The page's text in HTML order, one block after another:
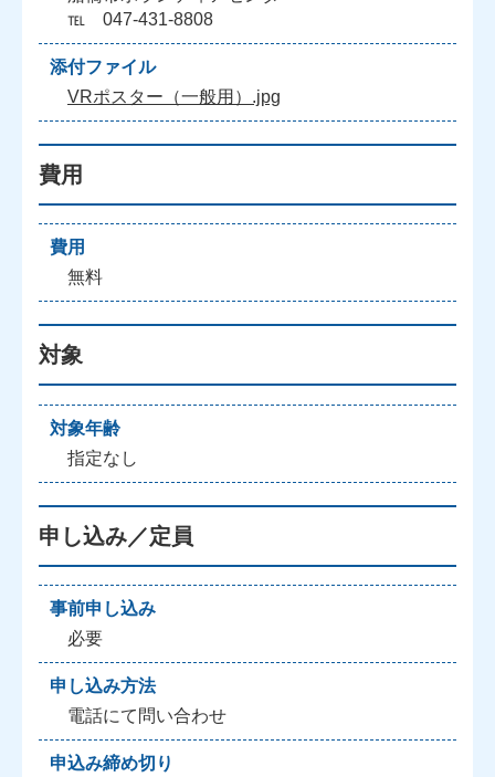
℡ 047-431-8808
添付ファイル
VRポスター（一般用）.jpg
費用
費用
無料
対象
対象年齢
指定なし
申し込み／定員
事前申し込み
必要
申し込み方法
電話にて問い合わせ
申込み締め切り